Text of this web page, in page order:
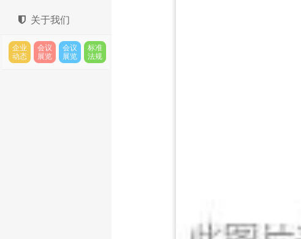
关于我们
企业
动态
会议
展览
会议
展览
标准
法规